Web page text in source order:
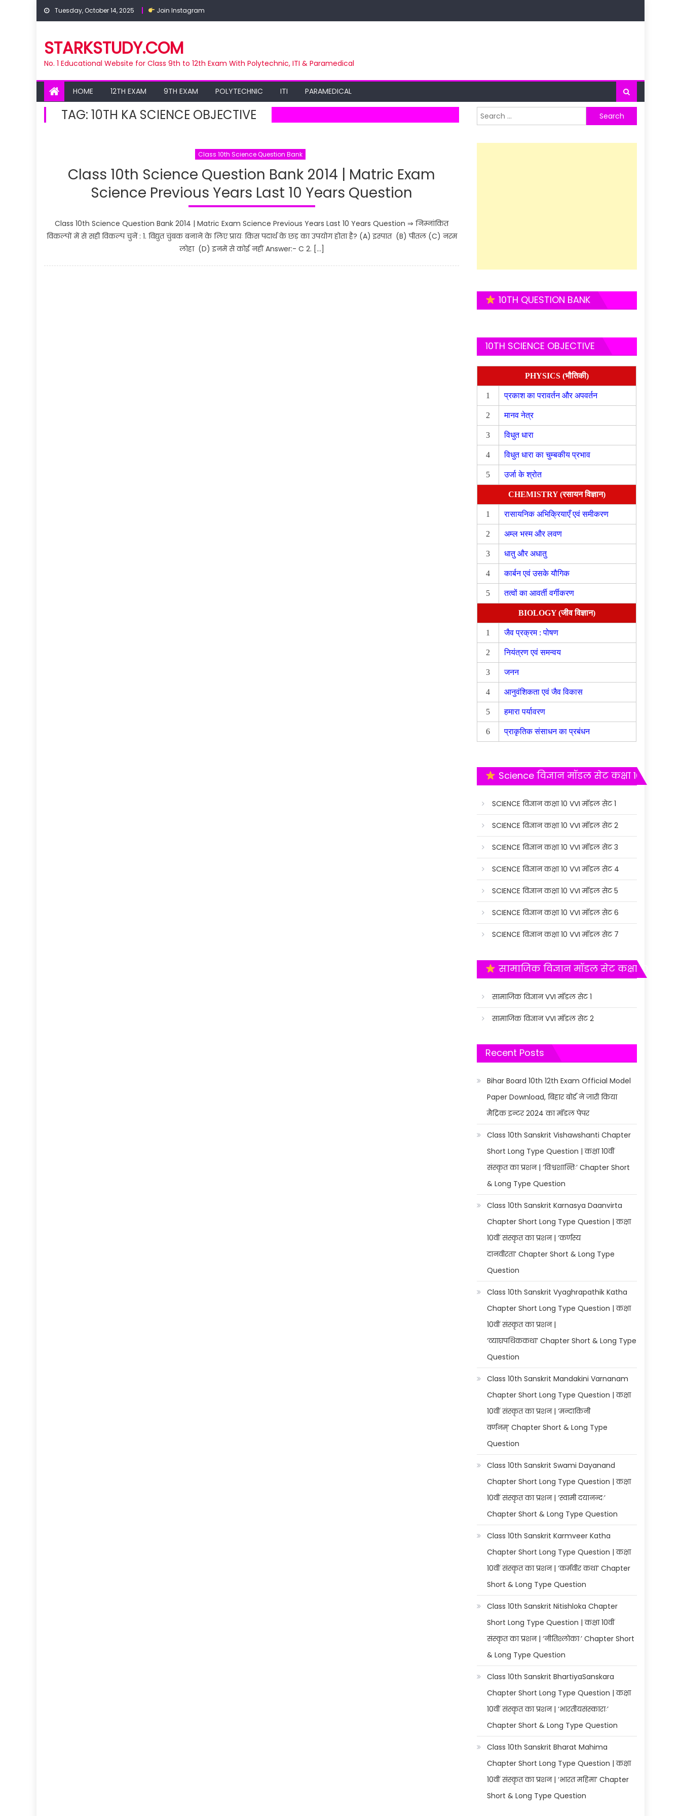
Skip
Tuesday, October 14, 2025 Join Instagram
STARKSTUDY.COM
No. 1 Educational Website for Class 9th to 12th Exam With Polytechnic, ITI & Paramedical
HOME 12TH EXAM 9TH EXAM POLYTECHNIC ITI PARAMEDICAL
TAG: 10TH KA SCIENCE OBJECTIVE
Class 10th Science Question Bank
Class 10th Science Question Bank 2014 | Matric Exam
Science Previous Years Last 10 Years Question
Class 10th Science Question Bank 2014 | Matric Exam Science Previous Years Last 10 Years Question ⇒ निम्नांकित
विकल्पों में से सही विकल्प चुनें : 1. विद्युत चुंबक बनाने के लिए प्रायः किस पदार्थ के छड़ का उपयोग होता है? (A) इस्पात (B) पीतल (C) नरम
लोहा (D) इनमें से कोई नहीं Answer:- C 2. […]
Search
for:
10TH QUESTION BANK
10TH SCIENCE OBJECTIVE
PHYSICS (भौतिकी)
1 प्रकाश का परावर्तन और अपवर्तन
2 मानव नेत्र
3 विधुत धारा
4 विधुत धारा का चुम्बकीय प्रभाव
5 उर्जा के श्रोत
CHEMISTRY (रसायन विज्ञान)
1 रासायनिक अभिक्रियाएँ एवं समीकरण
2 अम्ल भस्म और लवण
3 धातु और अधातु
4 कार्बन एवं उसके यौगिक
5 तत्वों का आवर्ती वर्गीकरण
BIOLOGY (जीव विज्ञान)
1 जैव प्रक्रम : पोषण
2 नियंत्रण एवं समन्वय
3 जनन
4 आनुवंशिकता एवं जैव विकास
5 हमारा पर्यावरण
6 प्राकृतिक संसाधन का प्रबंधन
Science विज्ञान मॉडल सेट कक्षा 10
SCIENCE विज्ञान कक्षा 10 VVI मॉडल सेट 1
SCIENCE विज्ञान कक्षा 10 VVI मॉडल सेट 2
SCIENCE विज्ञान कक्षा 10 VVI मॉडल सेट 3
SCIENCE विज्ञान कक्षा 10 VVI मॉडल सेट 4
SCIENCE विज्ञान कक्षा 10 VVI मॉडल सेट 5
SCIENCE विज्ञान कक्षा 10 VVI मॉडल सेट 6
SCIENCE विज्ञान कक्षा 10 VVI मॉडल सेट 7
सामाजिक विज्ञान मॉडल सेट कक्षा 10
सामाजिक विज्ञान VVI मॉडल सेट 1
सामाजिक विज्ञान VVI मॉडल सेट 2
Recent Posts
Bihar Board 10th 12th Exam Official Model
Paper Download, बिहार बोर्ड ने जारी किया
मैट्रिक इन्टर 2024 का मॉडल पेपर
Class 10th Sanskrit Vishawshanti Chapter
Short Long Type Question | कक्षा 10वीं
संस्कृत का प्रशन | ‘विश्वशान्तिः’ Chapter Short
& Long Type Question
Class 10th Sanskrit Karnasya Daanvirta
Chapter Short Long Type Question | कक्षा
10वीं संस्कृत का प्रशन | ‘कर्णस्य
दानवीरता’ Chapter Short & Long Type
Question
Class 10th Sanskrit Vyaghrapathik Katha
Chapter Short Long Type Question | कक्षा
10वीं संस्कृत का प्रशन |
‘व्याघ्रपथिककथा’ Chapter Short & Long Type
Question
Class 10th Sanskrit Mandakini Varnanam
Chapter Short Long Type Question | कक्षा
10वीं संस्कृत का प्रशन | ‘मन्दाकिनी
वर्णनम्’ Chapter Short & Long Type
Question
Class 10th Sanskrit Swami Dayanand
Chapter Short Long Type Question | कक्षा
10वीं संस्कृत का प्रशन | ‘स्वामी दयानन्दः’
Chapter Short & Long Type Question
Class 10th Sanskrit Karmveer Katha
Chapter Short Long Type Question | कक्षा
10वीं संस्कृत का प्रशन | ‘कर्मवीर कथा’ Chapter
Short & Long Type Question
Class 10th Sanskrit Nitishloka Chapter
Short Long Type Question | कक्षा 10वीं
संस्कृत का प्रशन | ‘नीतिश्लोकाः’ Chapter Short
& Long Type Question
Class 10th Sanskrit BhartiyaSanskara
Chapter Short Long Type Question | कक्षा
10वीं संस्कृत का प्रशन | ‘भारतीयसंस्काराः’
Chapter Short & Long Type Question
Class 10th Sanskrit Bharat Mahima
Chapter Short Long Type Question | कक्षा
10वीं संस्कृत का प्रशन | ‘भारत महिमा’ Chapter
Short & Long Type Question